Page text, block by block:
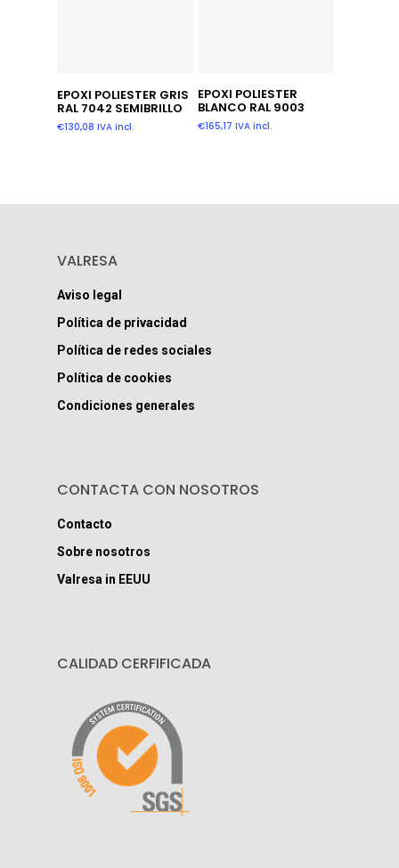
Añadir Al Carrito
EPOXI POLIESTER GRIS
RAL 7042 SEMIBRILLO
€130,08 IVA incl.
Añadir Al Carrito
EPOXI POLIESTER
BLANCO RAL 9003
€165,17 IVA incl.
VALRESA
Aviso legal
Política de privacidad
Política de redes sociales
Política de cookies
Condiciones generales
CONTACTA CON NOSOTROS
Contacto
Sobre nosotros
Valresa in EEUU
CALIDAD CERFIFICADA